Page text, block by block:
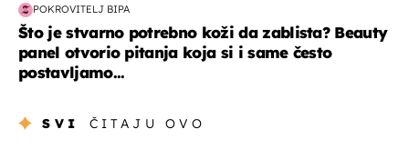
POKROVITELJ BIPA
Što je stvarno potrebno koži da zablista? Beauty
panel otvorio pitanja koja si i same često
postavljamo...
SVI ČITAJU OVO